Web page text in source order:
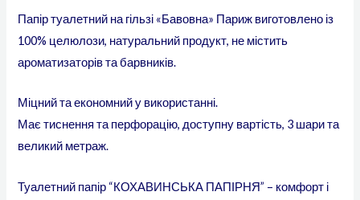
Папір туалетний на гільзі «Бавовна» Париж виготовлено із
100% целюлози, натуральний продукт, не містить
ароматизаторів та барвників.
Міцний та економний у використанні.
Має тиснення та перфорацію, доступну вартість, 3 шари та
великий метраж.
Туалетний папір “КОХАВИНСЬКА ПАПІРНЯ” – комфорт і